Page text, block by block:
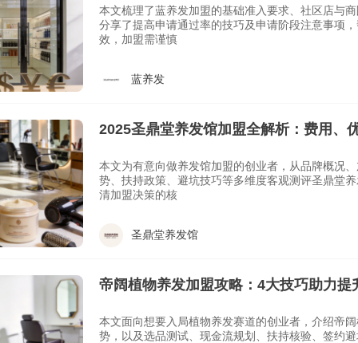
本文梳理了蓝养发加盟的基础准入要求、社区店与
分享了提高申请通过率的技巧及申请阶段注意事项
效，加盟需谨慎
蓝养发
2025圣鼎堂养发馆加盟全解析：费用、
本文为有意向做养发馆加盟的创业者，从品牌概况
势、扶持政策、避坑技巧等多维度客观测评圣鼎堂
清加盟决策的核
圣鼎堂养发馆
帝阔植物养发加盟攻略：4大技巧助力提
本文面向想要入局植物养发赛道的创业者，介绍帝
势，以及选品测试、现金流规划、扶持核验、签约